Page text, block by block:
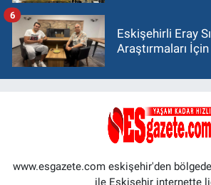
Eskişehirli Eray
Araştırmaları
6
www.esgazete.com eskişehir'den
ile Eskişehir internette